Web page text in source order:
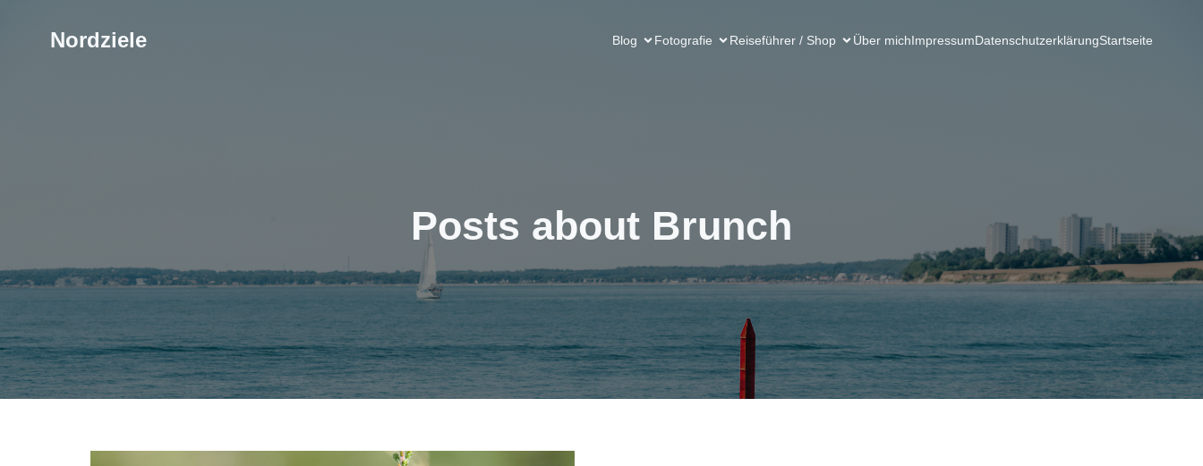
Nordziele Blog Fotografie Reiseführer / Shop Über michImpressumDatenschutzerklärungStartseite
Posts about Brunch